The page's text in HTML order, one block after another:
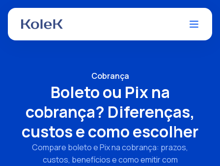
Cobrança
Boleto ou Pix na
cobrança? Diferenças,
custos e como escolher
Compare boleto e Pix na cobrança: prazos,
custos, benefícios e como emitir com